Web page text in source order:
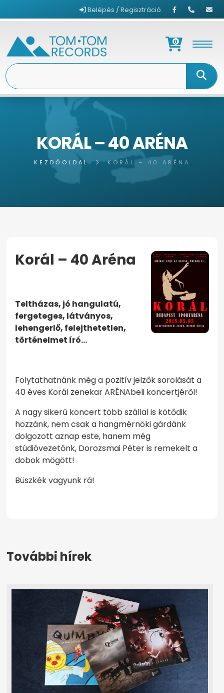
Belépés / Regisztráció
0
KORÁL – 40 ARÉNA
KEZDŐOLDAL KORÁL – 40 ARÉNA
Korál – 40 Aréna
Teltházas, jó hangulatú,
fergeteges, látványos,
lehengerlő, felejthetetlen,
történelmet író…
Folytathatnánk még a pozitív jelzők sorolását a
40 éves Korál zenekar ARÉNAbeli koncertjéről!
A nagy sikerű koncert több szállal is kötődik
hozzánk, nem csak a hangmérnöki gárdánk
dolgozott aznap este, hanem még
stúdióvezetőnk, Dorozsmai Péter is remekelt a
dobok mögött!
Büszkék vagyunk rá!
További hírek